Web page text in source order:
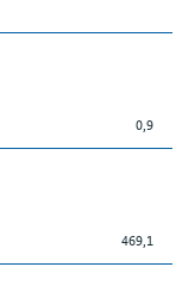
0,9
469,1